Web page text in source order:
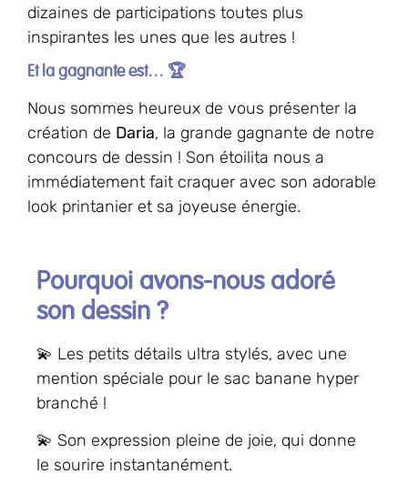
dizaines de participations toutes plus
inspirantes les unes que les autres !
Et la gagnante est… 🏆
Nous sommes heureux de vous présenter la
création de Daria, la grande gagnante de notre
concours de dessin ! Son étoilita nous a
immédiatement fait craquer avec son adorable
look printanier et sa joyeuse énergie.
Pourquoi avons-nous adoré
son dessin ?
💫 Les petits détails ultra stylés, avec une
mention spéciale pour le sac banane hyper
branché !
💫 Son expression pleine de joie, qui donne
le sourire instantanément.